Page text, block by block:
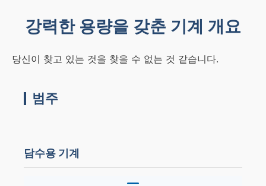
강력한 용량을 갖춘 기계 개요
범주
담수용 기계
당신이 찾고 있는 것을 찾을 수 없는 것 같습니다.